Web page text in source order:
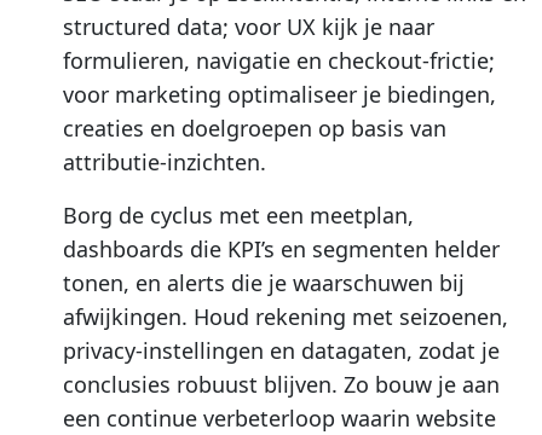
structured data; voor UX kijk je naar
formulieren, navigatie en checkout-frictie;
voor marketing optimaliseer je biedingen,
creaties en doelgroepen op basis van
attributie-inzichten.
Borg de cyclus met een meetplan,
dashboards die KPI’s en segmenten helder
tonen, en alerts die je waarschuwen bij
afwijkingen. Houd rekening met seizoenen,
privacy-instellingen en datagaten, zodat je
conclusies robuust blijven. Zo bouw je aan
een continue verbeterloop waarin website